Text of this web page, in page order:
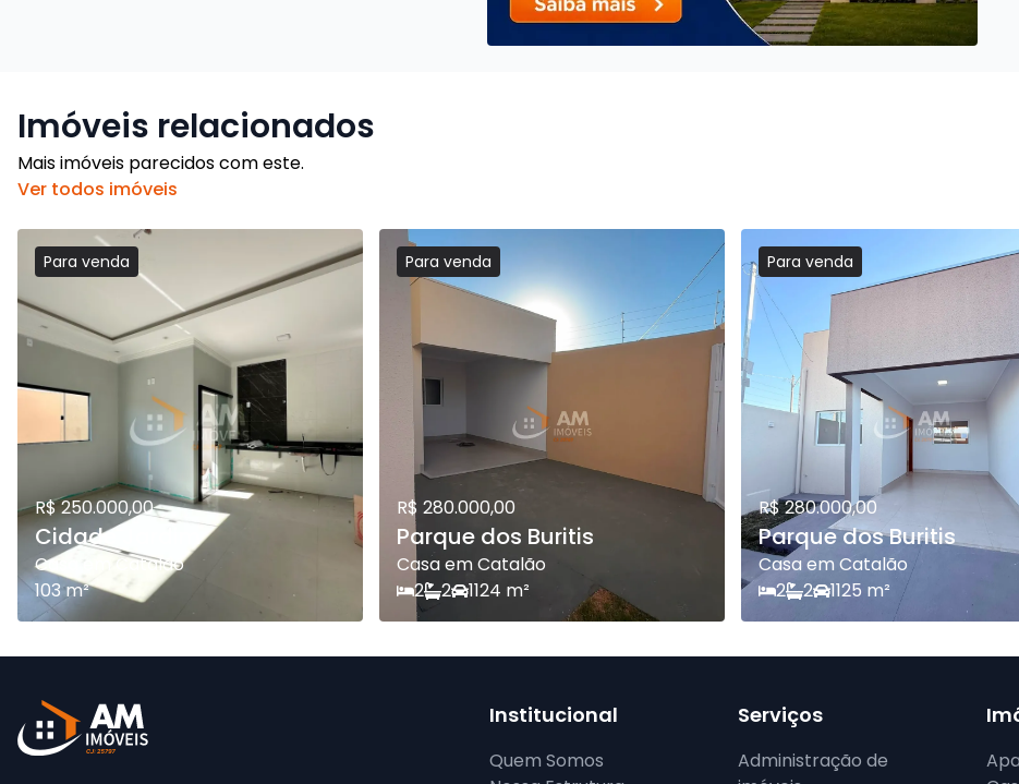
Para venda
R$ 250.000,00
Cidade Jardim
Casa em Catalão
103 m²
Para venda
R$ 280.000,00
Parque dos Buritis
Casa em Catalão
2
2 1124 m²
Para venda
R$ 280.000,00
Parque dos Buritis
Casa em Catalão
2
2 1125 m²
Imóveis relacionados
Mais imóveis parecidos com este.
Ver todos imóveis
Serviços
Administração de
Institucional
Quem Somos